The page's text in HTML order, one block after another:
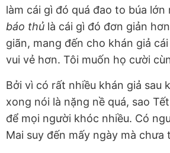
làm cái gì đó quá đao to búa lớn
báo thủ là cái gì đó đơn giản
giãn, mang đến cho khán giả
vui vẻ hơn. Tôi muốn họ cười
Bởi vì có rất nhiều khán giả sau
xong nói là nặng nề quá, sao
để mọi người khóc nhiều. Có
Mai suy đến mấy ngày mà chưa